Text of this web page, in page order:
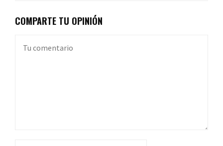
COMPARTE TU OPINIÓN